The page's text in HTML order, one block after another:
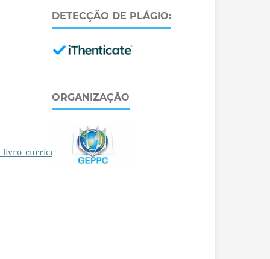
.
DETECÇÃO DE PLÁGIO:
ORGANIZAÇÃO